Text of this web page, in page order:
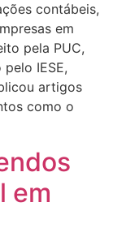
contábeis,
em
pela PUC,
IESE,
artigos
como o
em